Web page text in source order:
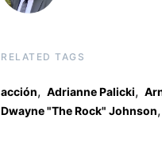
RELATED TAGS
acción, Adrianne Palicki,
Dwayne "The Rock" Johnson,